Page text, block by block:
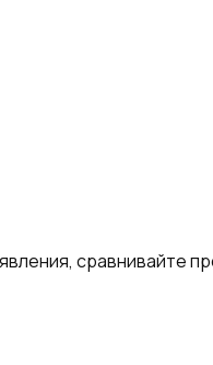
сравнивайте